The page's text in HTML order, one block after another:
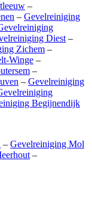
–
– Gevelreiniging
Diest –
Zichem –
Winge –
–
– Gevelreiniging
Begijnendijk
– Gevelreiniging Mol
–